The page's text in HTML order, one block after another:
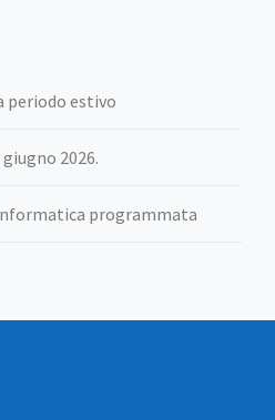
periodo estivo
2026.
programmata